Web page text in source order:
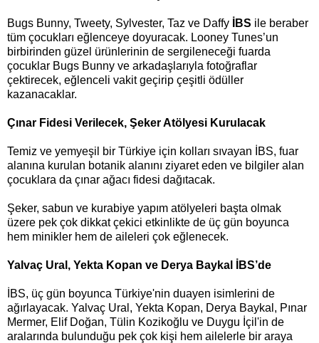
Bugs Bunny, Tweety, Sylvester, Taz ve Daffy İBS ile beraber
tüm çocukları eğlenceye doyuracak. Looney Tunes’un
birbirinden güzel ürünlerinin de sergileneceği fuarda
çocuklar Bugs Bunny ve arkadaşlarıyla fotoğraflar
çektirecek, eğlenceli vakit geçirip çeşitli ödüller
kazanacaklar.
Çınar Fidesi Verilecek, Şeker Atölyesi Kurulacak
Temiz ve yemyeşil bir Türkiye için kolları sıvayan İBS, fuar
alanına kurulan botanik alanını ziyaret eden ve bilgiler alan
çocuklara da çınar ağacı fidesi dağıtacak.
Şeker, sabun ve kurabiye yapım atölyeleri başta olmak
üzere pek çok dikkat çekici etkinlikte de üç gün boyunca
hem minikler hem de aileleri çok eğlenecek.
Yalvaç Ural, Yekta Kopan ve Derya Baykal İBS’de
İBS, üç gün boyunca Türkiye'nin duayen isimlerini de
ağırlayacak. Yalvaç Ural, Yekta Kopan, Derya Baykal, Pınar
Mermer, Elif Doğan, Tülin Kozikoğlu ve Duygu İçil'in de
aralarında bulunduğu pek çok kişi hem ailelerle bir araya